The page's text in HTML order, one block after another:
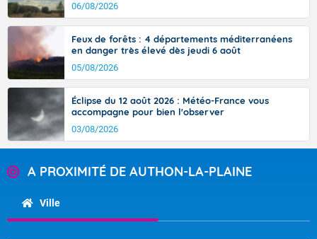
06/08/2026
Feux de forêts : 4 départements méditerranéens
en danger très élevé dès jeudi 6 août
05/08/2026
Éclipse du 12 août 2026 : Météo-France vous
accompagne pour bien l'observer
03/08/2026
A PROXIMITÉ DE AUTHON-LA-PLAINE
Ville